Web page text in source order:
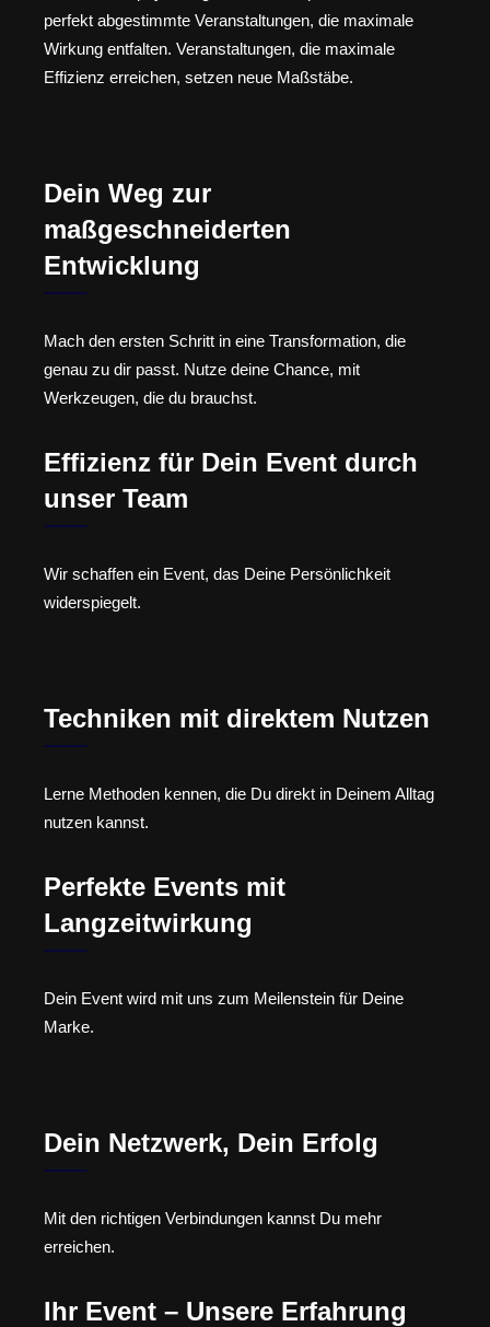
perfekt abgestimmte Veranstaltungen, die maximale
Wirkung entfalten. Veranstaltungen, die maximale
Effizienz erreichen, setzen neue Maßstäbe.
Dein Weg zur
maßgeschneiderten
Entwicklung
Mach den ersten Schritt in eine Transformation, die
genau zu dir passt. Nutze deine Chance, mit
Werkzeugen, die du brauchst.
Effizienz für Dein Event durch
unser Team
Wir schaffen ein Event, das Deine Persönlichkeit
widerspiegelt.
Techniken mit direktem Nutzen
Lerne Methoden kennen, die Du direkt in Deinem Alltag
nutzen kannst.
Perfekte Events mit
Langzeitwirkung
Dein Event wird mit uns zum Meilenstein für Deine
Marke.
Dein Netzwerk, Dein Erfolg
Mit den richtigen Verbindungen kannst Du mehr
erreichen.
Ihr Event – Unsere Erfahrung